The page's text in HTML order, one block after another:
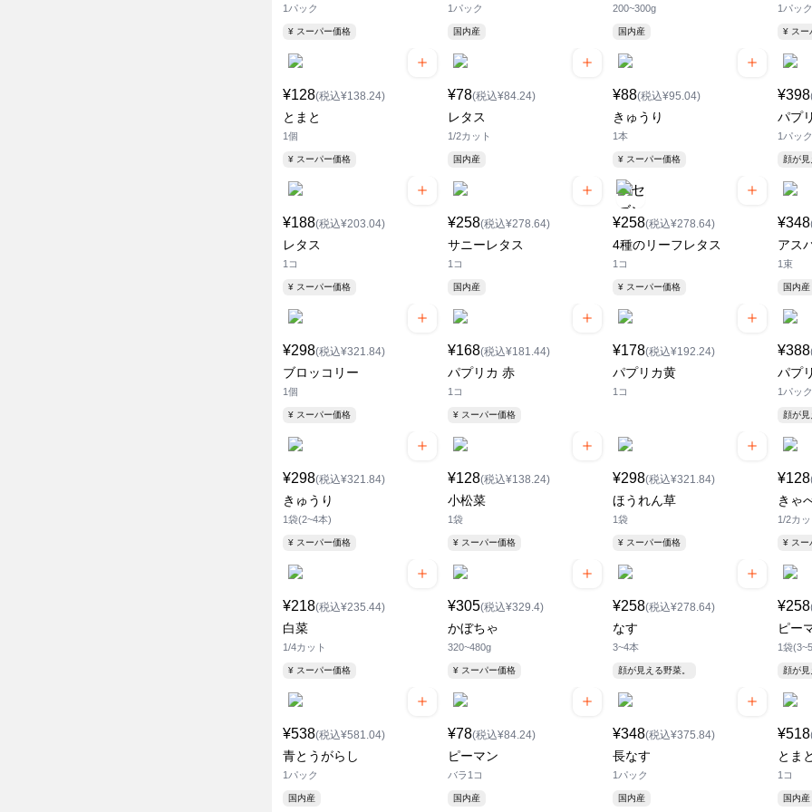
1パック
¥ スーパー価格
1パック
国内産
200~300g
国内産
1パック
¥ ス
¥128(税込¥138.24)
とまと
1個
¥ スーパー価格
¥78(税込¥84.24)
レタス
1/2カット
国内産
¥88(税込¥95.04)
きゅうり
1本
¥ スーパー価格
¥398
パプ
1パック
顔が
¥188(税込¥203.04)
レタス
1コ
¥ スーパー価格
¥258(税込¥278.64)
サニーレタス
1コ
国内産
¥258(税込¥278.64)
4種のリーフレタス
1コ
¥ スーパー価格
¥348
アス
1束
国内産
¥298(税込¥321.84)
ブロッコリー
1個
¥ スーパー価格
¥168(税込¥181.44)
パプリカ 赤
1コ
¥ スーパー価格
¥178(税込¥192.24)
パプリカ黄
1コ
¥388
パプ
1パック
顔が
¥298(税込¥321.84)
きゅうり
1袋(2~4本)
¥ スーパー価格
¥128(税込¥138.24)
小松菜
1袋
¥ スーパー価格
¥298(税込¥321.84)
ほうれん草
1袋
¥ スーパー価格
¥128
きゃ
1/2カ
¥ ス
¥218(税込¥235.44)
白菜
1/4カット
¥ スーパー価格
¥305(税込¥329.4)
かぼちゃ
320~480g
¥ スーパー価格
¥258(税込¥278.64)
なす
3~4本
顔が見える野菜。
¥258
ピー
1袋
顔が
¥538(税込¥581.04)
青とうがらし
1パック
国内産
¥78(税込¥84.24)
ピーマン
バラ1コ
国内産
¥348(税込¥375.84)
長なす
1パック
国内産
¥518
とま
1コ
国内産